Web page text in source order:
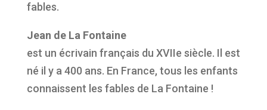
fables.
Jean de La Fontaine
est un écrivain français du XVIIe siècle. Il est
né il y a 400 ans. En France, tous les enfants
connaissent les fables de La Fontaine !